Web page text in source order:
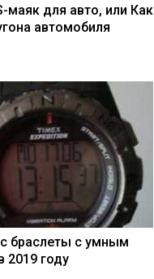
маяк для авто, или Как
автомобиля
браслеты с умным
2019 году